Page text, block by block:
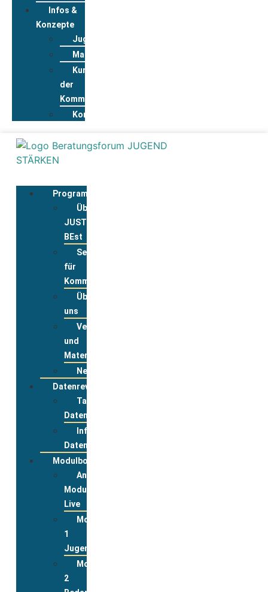
Infos &
Konzepte
Jugendwohnkonzepte
Materialpool
Kurzportraits
der
Kommunen
Kontakt
Programmbegleitung
Über
JUST
BEst
Service
für
Kommunen
Über
uns
Veranstaltungsanmeldung
und
Materialbestellung
Newsletter
Datenreview
Tabelle
Datenreview
Informationen
Datenreview
Modulbox
Anmeldung
Modulbox
Live
Modul
1
Jugend
Modul
2